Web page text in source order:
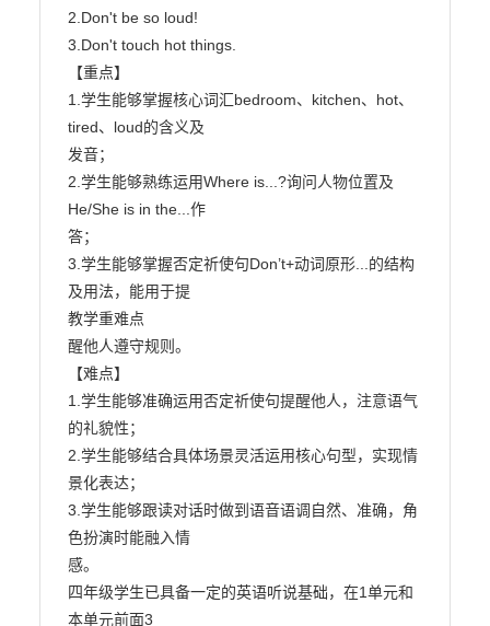
2.Don't be so loud!
3.Don't touch hot things.
【重点】
1.学生能够掌握核心词汇bedroom、kitchen、hot、
tired、loud的含义及
发音；
2.学生能够熟练运用Where is...?询问人物位置及
He/She is in the...作
答；
3.学生能够掌握否定祈使句Don’t+动词原形...的结构
及用法，能用于提
教学重难点
醒他人遵守规则。
【难点】
1.学生能够准确运用否定祈使句提醒他人，注意语气
的礼貌性；
2.学生能够结合具体场景灵活运用核心句型，实现情
景化表达；
3.学生能够跟读对话时做到语音语调自然、准确，角
色扮演时能融入情
感。
四年级学生已具备一定的英语听说基础，在1单元和
本单元前面3